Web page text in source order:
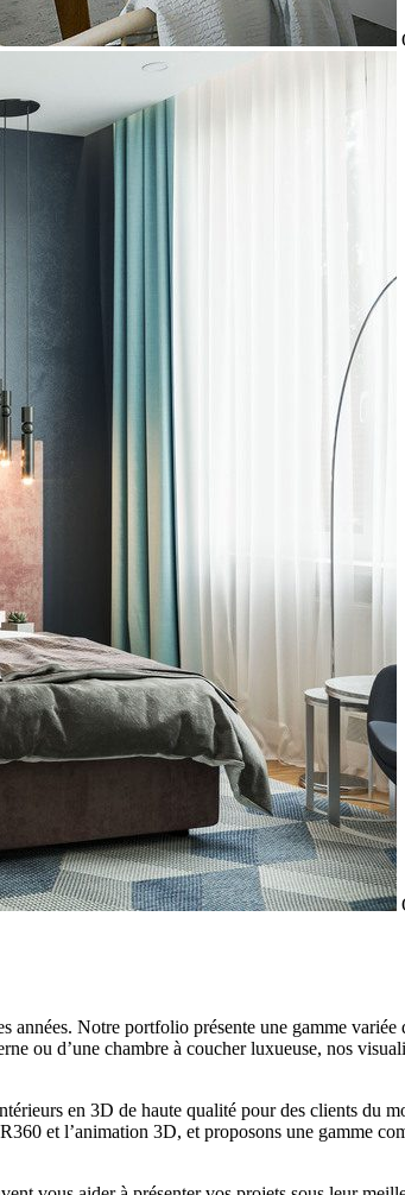
Notre portfolio présente une gamme
ou d’une chambre à coucher luxueuse, nos
en 3D de haute qualité pour des clients du
et l’animation 3D, et proposons une gamme